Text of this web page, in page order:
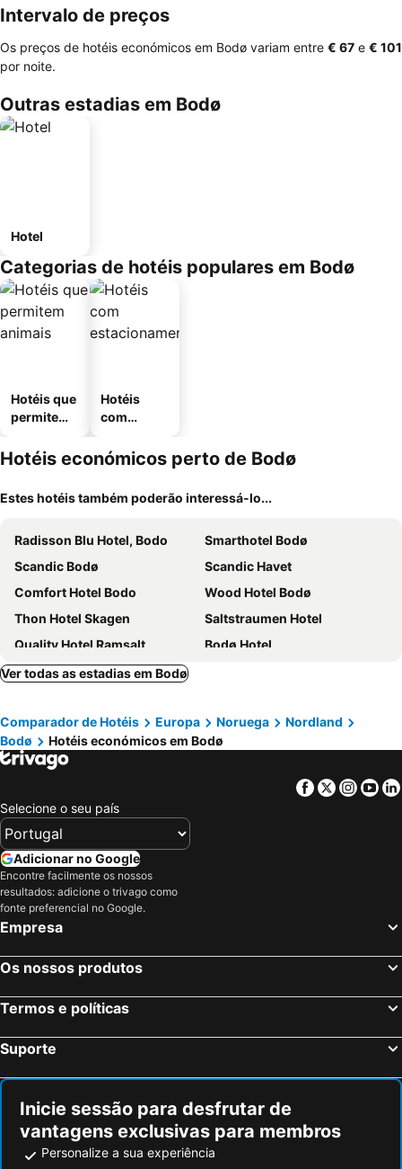
Intervalo de preços
Os preços de hotéis económicos em Bodø variam entre ‎€ 67 e ‎€ 101
por noite.
Outras estadias em Bodø
Hotel
Categorias de hotéis populares em Bodø
Hotéis que
permitem
Hotéis
com
mento
Hotéis económicos perto de Bodø
Estes hotéis também poderão interessá-lo...
Radisson Blu Hotel, Bodo
Smarthotel Bodø
Scandic Bodø
Scandic Havet
Comfort Hotel Bodo
Wood Hotel Bodø
Thon Hotel Skagen
Saltstraumen Hotel
Quality Hotel Ramsalt
Bodø Hotel
Home Hotel Grand Bodø
Ver todas as estadias em Bodø
Comparador de Hotéis Europa Noruega
Nordland
Bodø
Hotéis económicos em Bodø
Facebook
Twitter
Selecione o seu país
Adicionar no Google
Encontre facilmente os nossos
resultados: adicione o trivago como
fonte preferencial no Google.
Empresa
Os nossos produtos
Termos e políticas
Suporte
Inicie sessão para desfrutar de
vantagens exclusivas para membros
Personalize a sua experiência